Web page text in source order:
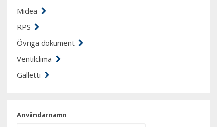
Midea
RPS
Övriga dokument
Ventilclima
Galletti
Användarnamn